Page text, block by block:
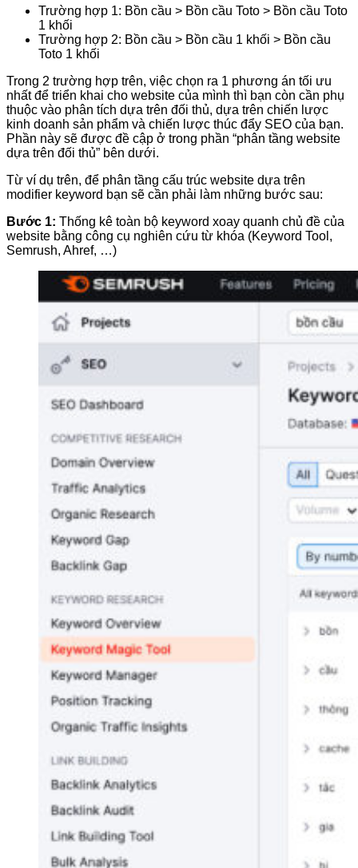
Trường hợp 1: Bồn cầu > Bồn cầu Toto > Bồn cầu Toto
1 khối
Trường hợp 2: Bồn cầu > Bồn cầu 1 khối > Bồn cầu
Toto 1 khối
Trong 2 trường hợp trên, việc chọn ra 1 phương án tối ưu
nhất để triển khai cho website của mình thì bạn còn cần phụ
thuộc vào phân tích dựa trên đối thủ, dựa trên chiến lược
kinh doanh sản phẩm và chiến lược thúc đẩy SEO của bạn.
Phần này sẽ được đề cập ở trong phần “phân tầng website
dựa trên đối thủ” bên dưới.
Từ ví dụ trên, để phân tầng cấu trúc website dựa trên
modifier keyword bạn sẽ cần phải làm những bước sau:
Bước 1: Thống kê toàn bộ keyword xoay quanh chủ đề của
website bằng công cụ nghiên cứu từ khóa (Keyword Tool,
Semrush, Ahref, …)